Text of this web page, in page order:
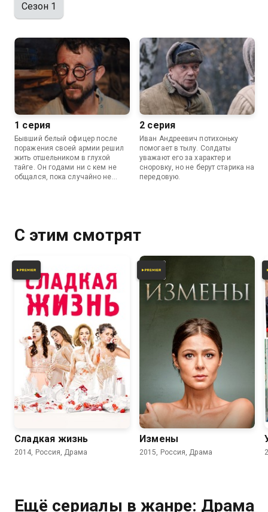
Сезон 1
1 серия
Бывший белый офицер после
поражения своей армии решил
жить отшельником в глухой
тайге. Он годами ни с кем не
общался, пока случайно не
2 серия
Иван Андреевич потихоньку
помогает в тылу. Солдаты
уважают его за характер и
сноровку, но не берут старика на
передовую.
С этим смотрят
7.8 7.0
Сладкая жизнь
2014, Россия, Драма
8.0 7.2
Измены
2015, Россия, Драма
Ещё сериалы в жанре: Драма